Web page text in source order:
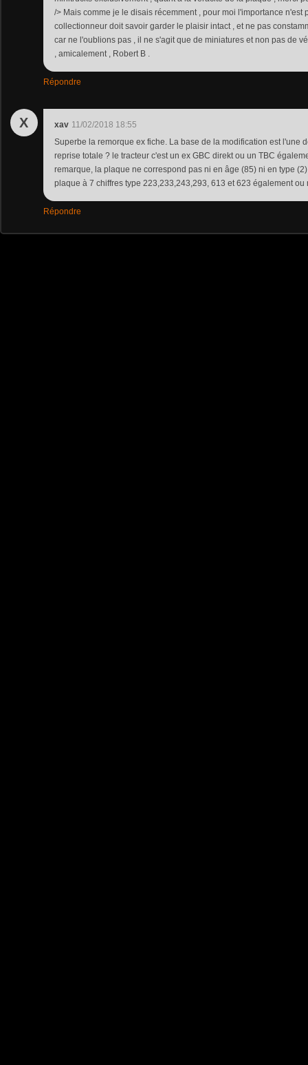
/> Mais comme je le disais récemment , pour moi l'importance n'est
collectionneur doit savoir garder le plaisir intact , et ne pas
car ne l'oublions pas , il ne s'agit que de miniatures et non pas de
, amicalement , Robert B .
Répondre
X xav 11/02/2018 18:55
Superbe la remorque ex fiche. La base de la modification est l'une
reprise totale ? le tracteur c'est un ex GBC direkt ou un TBC
remarque, la plaque ne correspond pas ni en âge (85) ni en type
plaque à 7 chiffres type 223,233,243,293, 613 et 623 également ou
Répondre